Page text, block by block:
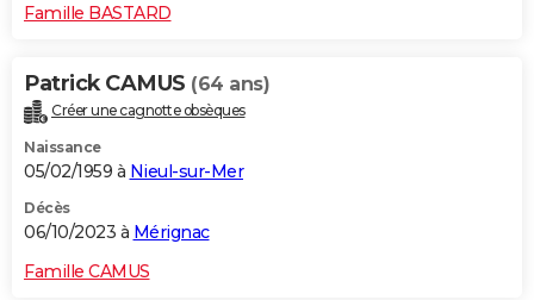
Famille BASTARD
Patrick CAMUS (64 ans)
Créer une cagnotte obsèques
Naissance
05/02/1959 à Nieul-sur-Mer
Décès
06/10/2023 à Mérignac
Famille CAMUS